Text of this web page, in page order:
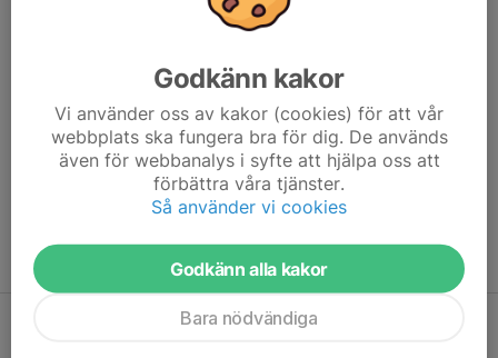
Godkänn kakor
Vi använder oss av kakor (cookies) för att vår
webbplats ska fungera bra för dig. De används
även för webbanalys i syfte att hjälpa oss att
förbättra våra tjänster.
Så använder vi cookies
Godkänn alla kakor
Bara nödvändiga